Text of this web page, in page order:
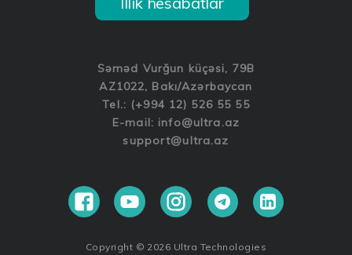
Səməd Vurğun küçəsi, 79B
AZ1022, Bakı/Azərbaycan
Tel.: (+994 12) 526 55 55
E-mail: info@ultra.az
support@ultra.az
Copyright © 2026 Ultra Technologies